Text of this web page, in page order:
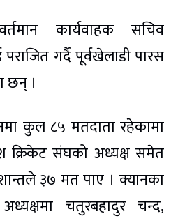
कार्यवाहक सचिव
गर्दै पूर्वखेलाडी पारस
छन् ।
कुल ८५ मतदाता रहेकामा
क्रिकेट संघको अध्यक्ष समेत
३७ मत पाए । क्यानका
चतुरबहादुर चन्द,